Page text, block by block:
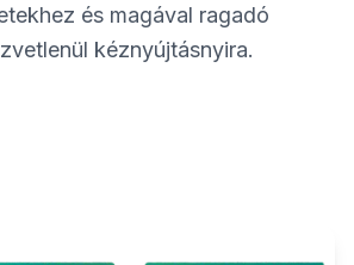
és magával ragadó
kéznyújtásnyira.